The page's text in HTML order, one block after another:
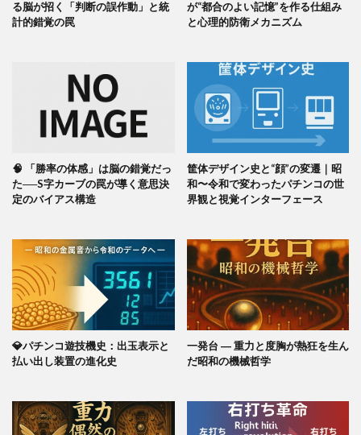
る脳が招く「判断の誤作動」と統
計的錯覚の罠
が“都合のよい記憶”を作る仕組み
と心理的防衛メカニズム
🧠 「勝率の体感」は脳の錯覚だっ
た──S字カーブの罠が導く意思決
定のバイアス構造
筐体デザイン史と“顔”の変遷｜昭
和〜令和で変わったパチンコの世
界観と視覚インターフェース
💎パチンコ遊技機史：出玉表示と
払い出し装置の進化史
一発台 ― 重力と度胸が熱狂を生ん
だ昭和の機械哲学